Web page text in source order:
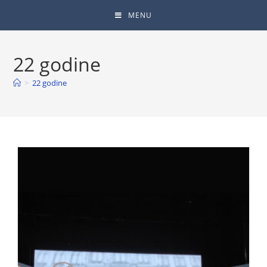
MENU
22 godine
> 22 godine